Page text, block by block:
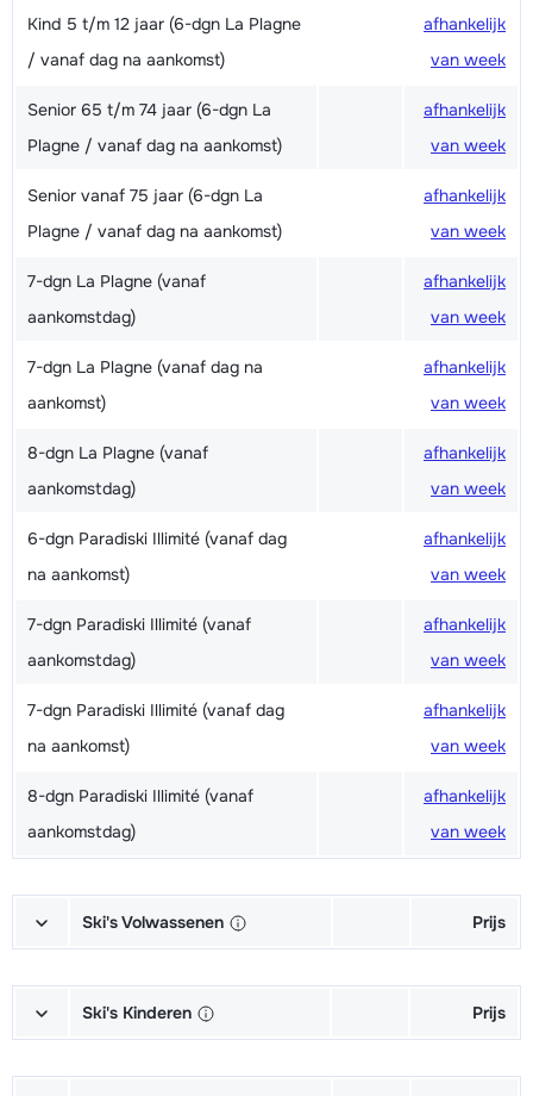
Kind 5 t/m 12 jaar (6-dgn La Plagne
/ vanaf dag na aankomst)
afhankelijk
van week
Senior 65 t/m 74 jaar (6-dgn La
Plagne / vanaf dag na aankomst)
afhankelijk
van week
Senior vanaf 75 jaar (6-dgn La
Plagne / vanaf dag na aankomst)
afhankelijk
van week
7-dgn La Plagne (vanaf
aankomstdag)
afhankelijk
van week
7-dgn La Plagne (vanaf dag na
aankomst)
afhankelijk
van week
8-dgn La Plagne (vanaf
aankomstdag)
afhankelijk
van week
6-dgn Paradiski Illimité (vanaf dag
na aankomst)
afhankelijk
van week
7-dgn Paradiski Illimité (vanaf
aankomstdag)
afhankelijk
van week
7-dgn Paradiski Illimité (vanaf dag
na aankomst)
afhankelijk
van week
8-dgn Paradiski Illimité (vanaf
aankomstdag)
afhankelijk
van week
Ski's Volwassenen Prijs
Schoenen + Stokken (6/7 dagen)
van week
Ski's Kinderen Prijs